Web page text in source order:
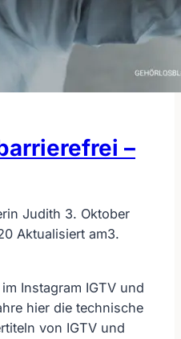
–
Judith 3. Oktober
Aktualisiert am3.
Instagram IGTV und
hier die technische
von IGTV und